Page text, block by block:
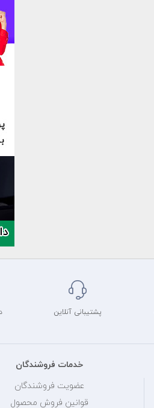
پشتیبانی آنلاین
خدمات فروشندگان
عضویت فروشندگان
قوانین فروش محصول